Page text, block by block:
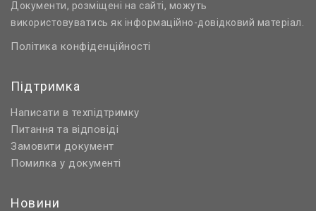
Документи, розміщені на сайті, можуть
використовуватись як інформаційно-довідковий матеріал.
Політика конфіденційності
Підтримка
Написати в техпідтримку
Питання та відповіді
Замовити документ
Помилка у документі
Новини